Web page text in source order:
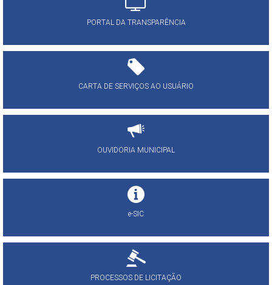
PORTAL DA TRANSPARÊNCIA
CARTA DE SERVIÇOS AO USUÁRIO
OUVIDORIA MUNICIPAL
e-SIC
PROCESSOS DE LICITAÇÃO